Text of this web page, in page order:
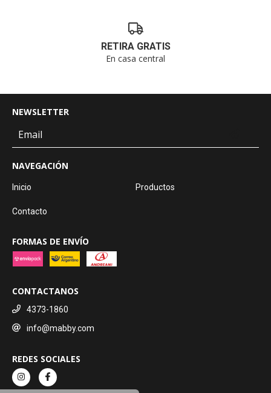
RETIRA GRATIS
En casa central
NEWSLETTER
NAVEGACIÓN
Inicio Productos
Contacto
FORMAS DE ENVÍO
CONTACTANOS
4373-1860
info@mabby.com
REDES SOCIALES